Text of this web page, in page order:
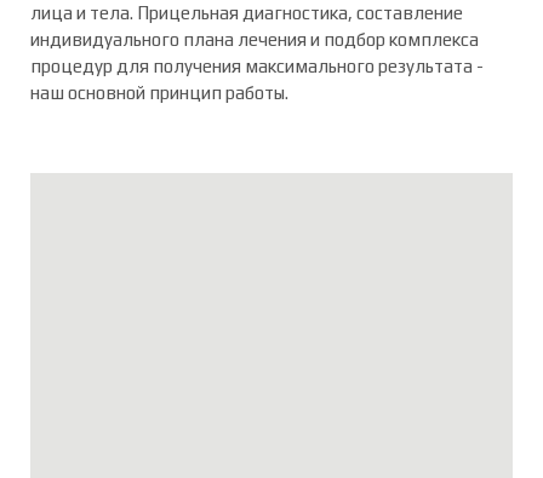
лица и тела. Прицельная диагностика, составление
индивидуального плана лечения и подбор комплекса
процедур для получения максимального результата -
наш основной принцип работы.